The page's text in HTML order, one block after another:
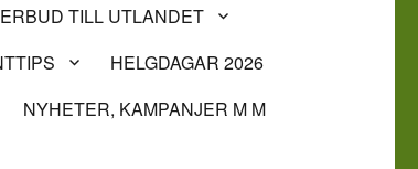
TILL UTLANDET
HELGDAGAR 2026
NYHETER, KAMPANJER M M